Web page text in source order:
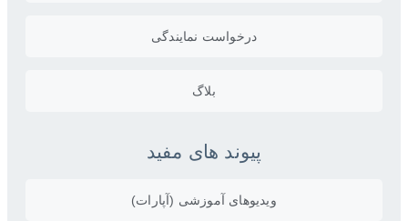
درخواست نمایندگی
بلاگ
پیوند های مفید
ویدیو‌های آموزشی (آپارات)